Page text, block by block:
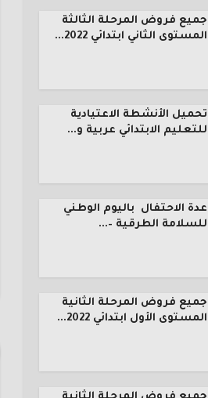
جميع فروض المرحلة الثالثة
المستوى الثاني ابتدائي 2022...
تحميل الأنشطة الاعتيادية
للتعليم الابتدائي عربية و...
عدة الاحتفال باليوم الوطني
للسلامة الطرقية –...
جميع فروض المرحلة الثانية
المستوى الأول ابتدائي 2022...